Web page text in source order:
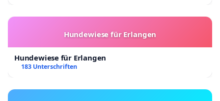
Hundewiese für Erlangen
Hundewiese für Erlangen
183 Unterschriften